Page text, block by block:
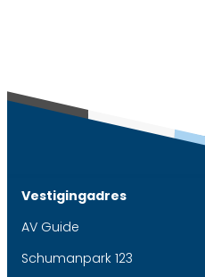
Vestigingadres
AV Guide
Schumanpark 123